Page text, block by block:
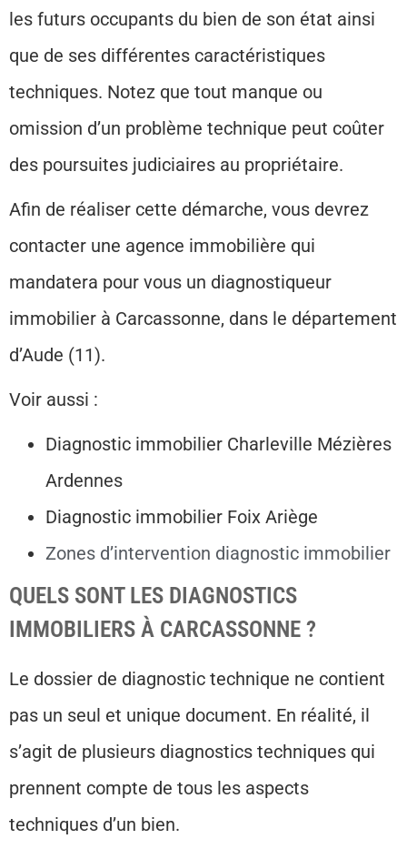
les futurs occupants du bien de son état ainsi
que de ses différentes caractéristiques
techniques. Notez que tout manque ou
omission d’un problème technique peut coûter
des poursuites judiciaires au propriétaire.
Afin de réaliser cette démarche, vous devrez
contacter une agence immobilière qui
mandatera pour vous un diagnostiqueur
immobilier à Carcassonne, dans le département
d’Aude (11).
Voir aussi :
Diagnostic immobilier Charleville Mézières
Ardennes
Diagnostic immobilier Foix Ariège
Zones d’intervention diagnostic immobilier
QUELS SONT LES DIAGNOSTICS
IMMOBILIERS À CARCASSONNE ?
Le dossier de diagnostic technique ne contient
pas un seul et unique document. En réalité, il
s’agit de plusieurs diagnostics techniques qui
prennent compte de tous les aspects
techniques d’un bien.